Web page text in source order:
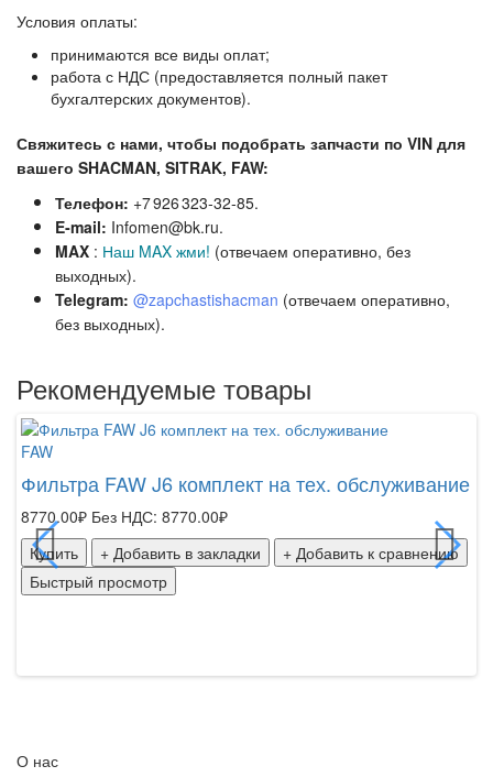
Условия оплаты:
принимаются все виды оплат;
работа с НДС (предоставляется полный пакет
бухгалтерских документов).
Свяжитесь с нами, чтобы подобрать запчасти по VIN для
вашего SHACMAN, SITRAK, FAW:
Телефон: +7 926 323‑32‑85.
E‑mail: Infomen@bk.ru.
MAX : Наш MAX жми! (отвечаем оперативно, без
выходных).
Telegram: @zapchastishacman (отвечаем оперативно,
без выходных).
Рекомендуемые товары
FAW
Фильтра FAW J6 комплект на тех. обслуживание
8770.00₽ Без НДС: 8770.00₽
Купить
+ Добавить в закладки
+ Добавить к сравнению
Быстрый просмотр
О нас